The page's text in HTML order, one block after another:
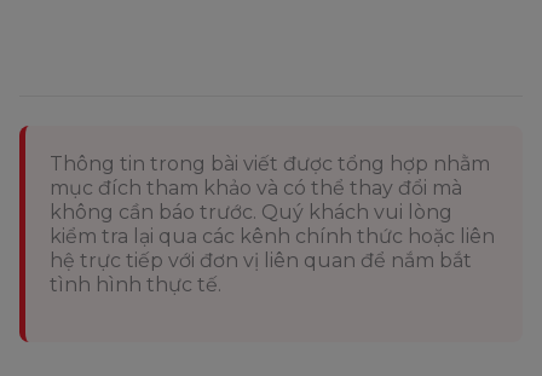
Thông tin trong bài viết được tổng hợp nhằm
mục đích tham khảo và có thể thay đổi mà
không cần báo trước. Quý khách vui lòng
kiểm tra lại qua các kênh chính thức hoặc liên
hệ trực tiếp với đơn vị liên quan để nắm bắt
tình hình thực tế.